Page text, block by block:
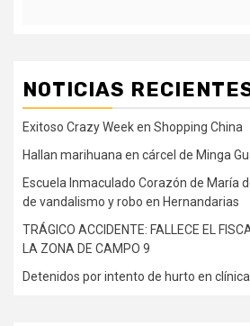
NOTICIAS
Exitoso Crazy Week en Shopping China
Hallan marihuana en cárcel de Minga
Escuela Inmaculado Corazón de María
de vandalismo y robo en Hernandarias
TRÁGICO ACCIDENTE: FALLECE EL
LA ZONA DE CAMPO 9
Detenidos por intento de hurto en